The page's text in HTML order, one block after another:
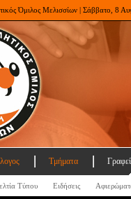
Όμιλος Μελισσίων | Σάββατο, 8
Τμήματα
Τύπου Ειδήσεις